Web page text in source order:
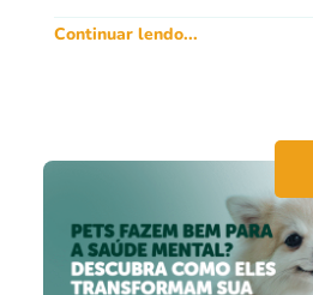
Continuar lendo...